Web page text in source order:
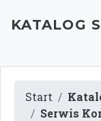
KATALOG
Start
Serwis